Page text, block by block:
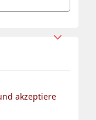
akzeptiere